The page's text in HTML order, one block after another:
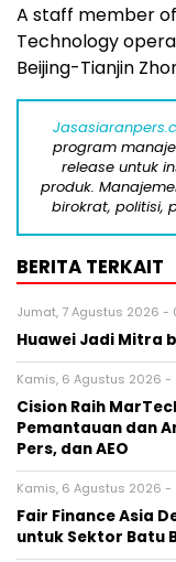
A staff member
Technology
Beijing-Tianjin
program
release untuk
produk.
birokrat, politisi,
BERITA TERKAIT
Jumat, 7 Agustus 2026 -
Huawei Jadi Mitra
Kamis, 6 Agustus 2026 -
Cision Raih
Pemantauan dan
Pers, dan AEO
Kamis, 6 Agustus 2026 -
Fair Finance Asia
untuk Sektor Batu